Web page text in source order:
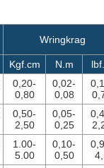
Wringkrag
Kgf.cm N.m
0,20-
0,80
0,02-
0,08
0,50-
2,50
0,05-
0,25
1.00-
5.00
0,10-
0,50